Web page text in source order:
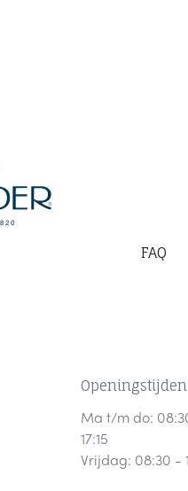
Openingstijden
Ma t/m do:
17:15
Vrijdag: 08:30 -
FAQ